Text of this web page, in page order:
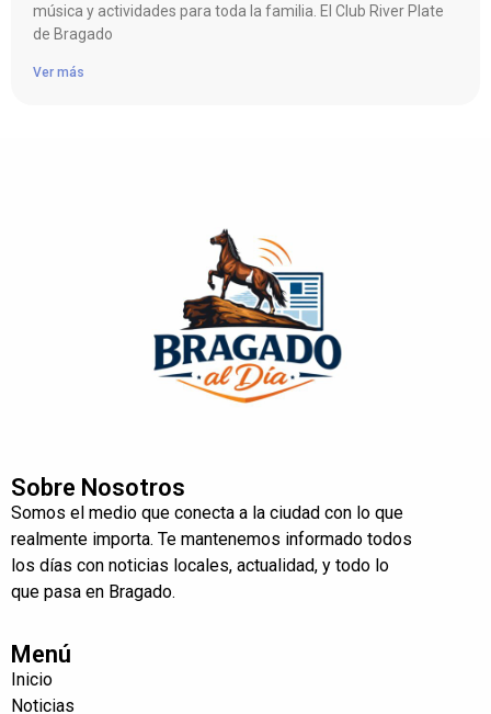
música y actividades para toda la familia. El Club River Plate
de Bragado
Ver más
Sobre Nosotros
Somos el medio que conecta a la ciudad con lo que
realmente importa. Te mantenemos informado todos
los días con noticias locales, actualidad, y todo lo
que pasa en Bragado.
Menú
Inicio
Noticias